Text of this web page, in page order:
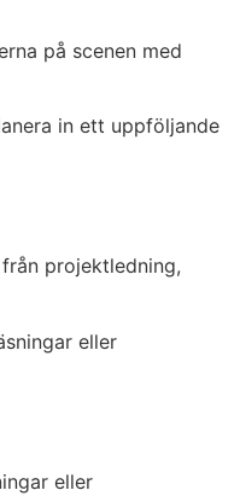
på scenen med
in ett uppföljande
projektledning,
eller
eller